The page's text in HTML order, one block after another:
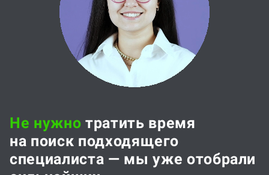
Не нужно тратить время
на поиск подходящего
специалиста — мы уже отобрали